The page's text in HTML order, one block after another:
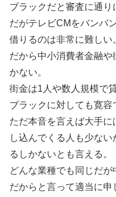
ブラックだと審査に通り
だがテレビCMをバンバ
借りるのは非常に難しい
だから中小消費者金融
かない。
街金は1人や数人規模で
ブラックに対しても寛容
ただ本音を言えば大手
し込んでくる人も少な
るしかないとも言える。
どんな業種でも同じだが
だからと言って適当に